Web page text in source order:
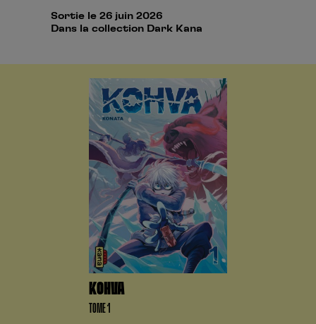
Sortie le 26 juin 2026
Dans la collection Dark Kana
KOHVA
TOME 1